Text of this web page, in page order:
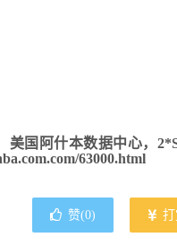
美国阿什本数据中心，
63000.html
赞(0) 打